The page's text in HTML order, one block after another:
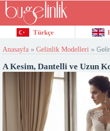
Türkçe
Anasayfa » Gelinlik Modelleri »
A Kesim, Dantelli ve Uzun